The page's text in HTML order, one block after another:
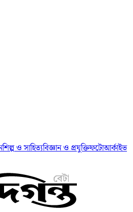
শিল্প ও সাহিত্যবিজ্ঞান ও প্রযুক্তিফটোআর্কাইভ